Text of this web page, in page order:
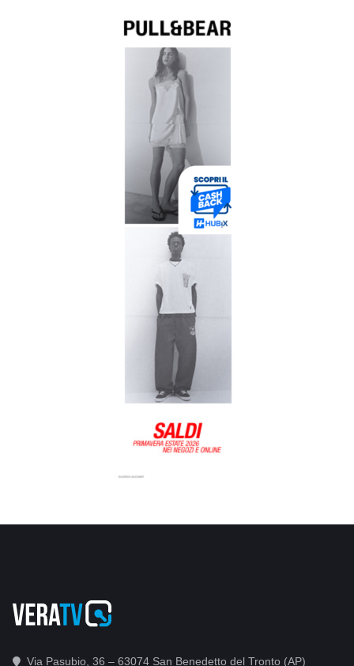
Via Pasubio, 36 – 63074 San Benedetto del Tronto (AP)